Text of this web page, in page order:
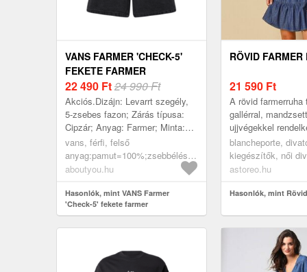
VANS FARMER 'CHECK-5'
FEKETE FARMER
22 490 Ft24 990 Ft
Akciós.Dizájn: Levarrt szegély,
5-zsebes fazon; Zárás típusa:
Cipzár; Anyag: Farmer; Minta:
Univerzális színek; Extrák:
Szegecsek, Övbujtatók;
Koptatás: s...
vans, férfi, felső
anyag:pamut=100%;zsebbélés:poliészter
- pes=65%,pamut=35%, akciók,
farmernadrágok, fekete farmer
aboutyou.hu
Hasonlók, mint VANS Farmer
'Check-5' fekete farmer
RÖVID FARMER
21 590 Ft
A rövid farmerruha
gallérral,
ujjvégekkel
tökéletes a
viselethez.
Állógallér réss...
blancheporte,
kiegészítők, női
szoknyák, ruhák,
astoreo.hu
Hasonlók, mint